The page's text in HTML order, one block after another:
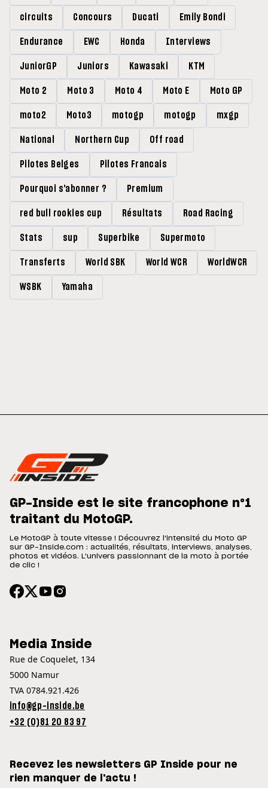
circuits Concours Ducati Emily Bondi
Endurance EWC Honda Interviews
JuniorGP Juniors Kawasaki KTM
Moto 2 Moto 3 Moto 4 Moto E Moto GP
moto2 Moto3 motogp motogp mxgp
National Northern Cup Off road
Pilotes Belges Pilotes Francais
Pourquoi s'abonner ? Premium
red bull rookies cup Résultats Road Racing
Stats sup Superbike Supermoto
Transferts World SBK World WCR WorldWCR
WSBK Yamaha
GP-Inside est le site francophone n°1
traitant du MotoGP.
Le MotoGP à toute vitesse ! Découvrez l'intensité du Moto GP
sur GP-Inside.com : actualités, résultats, interviews, analyses,
photos et vidéos. L'univers passionnant de la moto à portée
de clic !
Media Inside
Rue de Coquelet, 134
5000 Namur
TVA 0784.921.426
info@gp-inside.be
+32 (0)81 20 83 97
Recevez les newsletters GP Inside pour ne
rien manquer de l'actu !